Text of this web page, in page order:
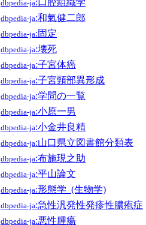
dbpedia-ja:口腔組織学
dbpedia-ja:和氣健二郎
dbpedia-ja:固定
dbpedia-ja:壊死
dbpedia-ja:子宮体癌
dbpedia-ja:子宮頸部異形成
dbpedia-ja:学問の一覧
dbpedia-ja:小原一男
dbpedia-ja:小金井良精
dbpedia-ja:山口県立図書館分類表
dbpedia-ja:布施現之助
dbpedia-ja:平山論文
dbpedia-ja:形態学_(生物学)
dbpedia-ja:急性汎発性発疹性膿疱症
dbpedia-ja:悪性腫瘍